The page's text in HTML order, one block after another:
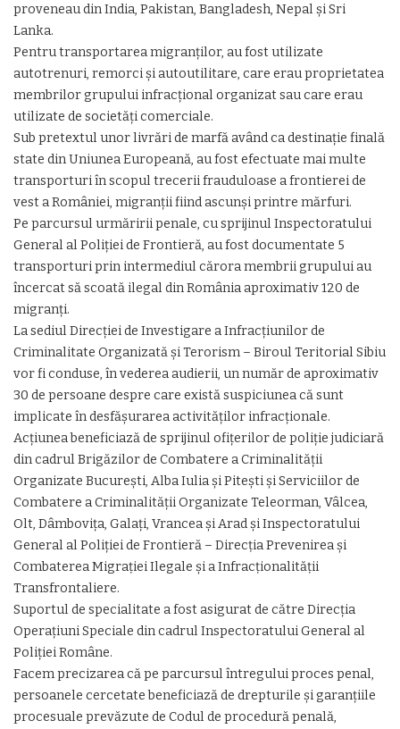
proveneau din India, Pakistan, Bangladesh, Nepal și Sri
Lanka.
Pentru transportarea migranților, au fost utilizate
autotrenuri, remorci și autoutilitare, care erau proprietatea
membrilor grupului infracțional organizat sau care erau
utilizate de societăți comerciale.
Sub pretextul unor livrări de marfă având ca destinație finală
state din Uniunea Europeană, au fost efectuate mai multe
transporturi în scopul trecerii frauduloase a frontierei de
vest a României, migranții fiind ascunși printre mărfuri.
Pe parcursul urmăririi penale, cu sprijinul Inspectoratului
General al Poliției de Frontieră, au fost documentate 5
transporturi prin intermediul cărora membrii grupului au
încercat să scoată ilegal din România aproximativ 120 de
migranți.
La sediul Direcţiei de Investigare a Infracţiunilor de
Criminalitate Organizată şi Terorism – Biroul Teritorial Sibiu
vor fi conduse, în vederea audierii, un număr de aproximativ
30 de persoane despre care există suspiciunea că sunt
implicate în desfășurarea activităților infracționale.
Acțiunea beneficiază de sprijinul ofițerilor de poliție judiciară
din cadrul Brigăzilor de Combatere a Criminalității
Organizate București, Alba Iulia și Pitești și Serviciilor de
Combatere a Criminalității Organizate Teleorman, Vâlcea,
Olt, Dâmbovița, Galați, Vrancea și Arad și Inspectoratului
General al Poliției de Frontieră – Direcṭia Prevenirea și
Combaterea Migraṭiei Ilegale și a Infracṭionalităṭii
Transfrontaliere.
Suportul de specialitate a fost asigurat de către Direcția
Operațiuni Speciale din cadrul Inspectoratului General al
Poliţiei Române.
Facem precizarea că pe parcursul întregului proces penal,
persoanele cercetate beneficiază de drepturile și garanțiile
procesuale prevăzute de Codul de procedură penală,